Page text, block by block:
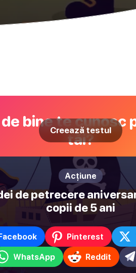
bine te cunosc
tăi?
Creează testul
Acțiune
de petrecere
copii de 5 ani
Pinterest
WhatsApp Reddit